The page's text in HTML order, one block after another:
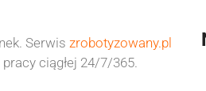
Serwis zrobotyzowany.pl
ciągłej 24/7/365.